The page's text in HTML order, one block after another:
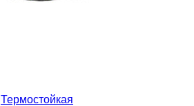
Термостойкая